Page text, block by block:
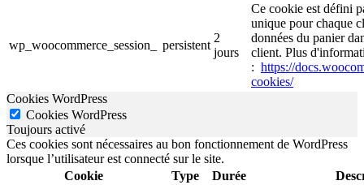
wp_woocommerce_session_ persistent
2
jours
Ce cookie est défini
unique pour chaque
données du panier
client. Plus
: https://
cookies/
Cookies WordPress
Cookies WordPress
Toujours activé
Ces cookies sont nécessaires au bon fonctionnement de WordPress
lorsque l’utilisateur est connecté sur le site.
Cookie
Type Durée